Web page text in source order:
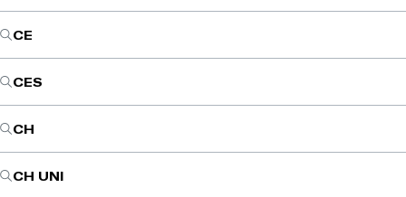
CE
CES
CH
CH UNI